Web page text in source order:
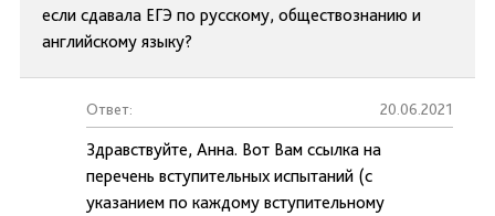
если сдавала ЕГЭ по русскому, обществознанию и
английскому языку?
Ответ: 20.06.2021
Здравствуйте, Анна. Вот Вам ссылка на
перечень вступительных испытаний (с
указанием по каждому вступительному